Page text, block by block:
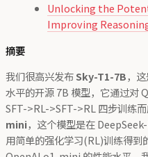
Unlocking the
Improving
摘要
我们很高兴发布Sky-T1-7B，
水平的开源 7B 模型，它通过
SFT->RL->SFT->RL 四步训练
mini，这个模型是在
用简单的强化学习(RL)训练得到